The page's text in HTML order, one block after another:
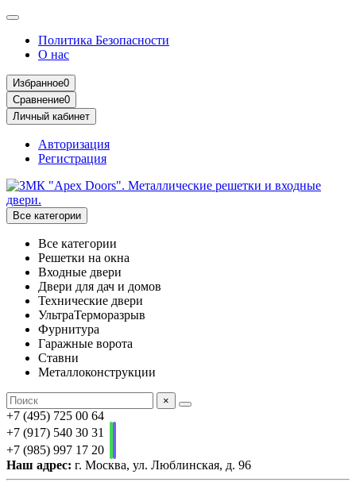
Политика Безопасности
О нас
Избранное0
Сравнение0
Личный кабинет
Авторизация
Регистрация
Все категории
Все категории
Решетки на окна
Входные двери
Двери для дач и домов
Технические двери
УльтраТерморазрыв
Фурнитура
Гаражные ворота
Ставни
Металлоконструкции
×
+7 (495) 725 00 64
+7 (917) 540 30 31
+7 (985) 997 17 20
Наш адрес: г. Москва, ул. Люблинская, д. 96